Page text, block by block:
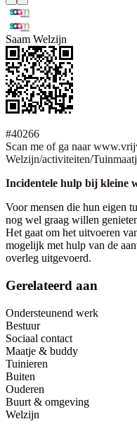
Saam Welzijn
#40266
Scan me of ga naar
Welzijn/activiteiten/
Incidentele hulp bij kleine
Voor mensen die hun eigen
nog wel graag willen
Het gaat om het uitvoeren
mogelijk met hulp van de
overleg uitgevoerd.
Gerelateerd aan
Ondersteunend werk
Bestuur
Sociaal contact
Maatje & buddy
Tuinieren
Buiten
Ouderen
Buurt & omgeving
Welzijn